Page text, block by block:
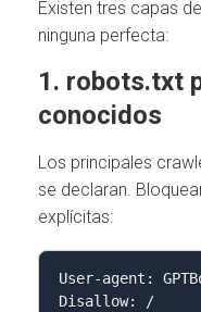
Existen tres capas
ninguna perfecta:
1. robots.txt
conocidos
Los principales
se declaran.
explícitas:
User-agent:
Disallow: /